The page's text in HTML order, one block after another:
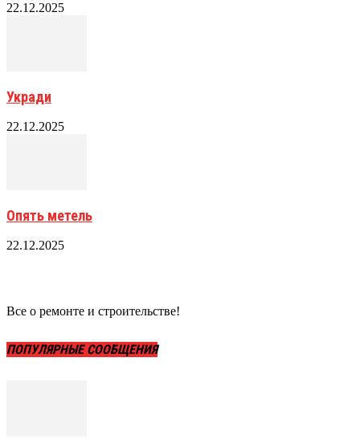
22.12.2025
Укради
22.12.2025
Опять метель
22.12.2025
Все о ремонте и строительстве!
ПОПУЛЯРНЫЕ СООБЩЕНИЯ